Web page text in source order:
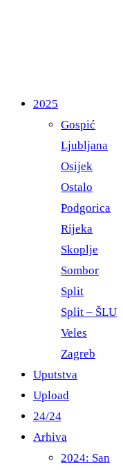
2025
Gospić
Ljubljana
Osijek
Ostalo
Podgorica
Rijeka
Skoplje
Sombor
Split
Split – ŠLU
Veles
Zagreb
Uputstva
Upload
24/24
Arhiva
2024: San